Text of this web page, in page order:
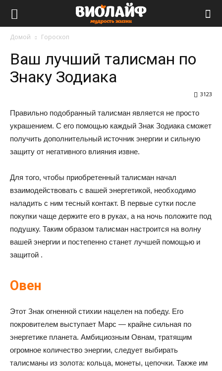
Домой Гороскоп
Ваш лучший талисман по
Знаку Зодиака
3123
Правильно подобранный талисман является не просто
украшением. С его помощью каждый Знак Зодиака сможет
получить дополнительный источник энергии и сильную
защиту от негативного влияния извне.
Для того, чтобы приобретенный талисман начал
взаимодействовать с вашей энергетикой, необходимо
наладить с ним тесный контакт. В первые сутки после
покупки чаще держите его в руках, а на ночь положите под
подушку. Таким образом талисман настроится на волну
вашей энергии и постепенно станет лучшей помощью и
защитой .
Овен
Этот Знак огненной стихии нацелен на победу. Его
покровителем выступает Марс — крайне сильная по
энергетике планета. Амбициозным Овнам, тратящим
огромное количество энергии, следует выбирать
талисманы из золота: кольца, монеты, цепочки. Также им